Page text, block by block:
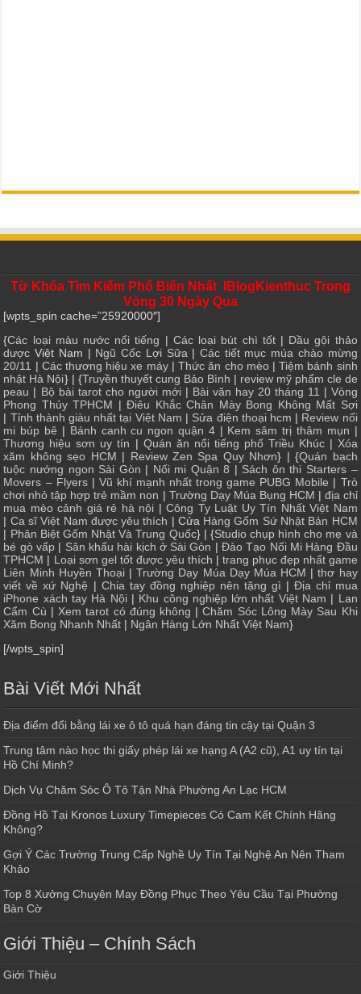
Từ Khóa Tìm Kiếm Phổ Biến Nhất IBlogKienthuc Trong
Vòng 30 Ngày Qua
[wpts_spin cache=”25920000″]
{Các loại màu nước nổi tiếng | Các loại bút chì tốt| Dầu gội thảo
dược Việt Nam | Ngũ Cốc Lợi Sữa | Các tiết mục múa chào mừng
20/11 | Các thương hiệu xe máy|Thức ăn cho mèo|Tiệm bánh sinh
nhật Hà Nội} | {Truyền thuyết cung Bảo Bình | review mỹ phẩm cle de
peau | Bộ bài tarot cho người mới| Bài văn hay 20 tháng 11 | Vòng
Phong Thủy TPHCM |Điêu Khắc Chân Mày Bong Không Mất Sợi
| Tỉnh thành giàu nhất tại Việt Nam | Sửa điện thoại hcm | Review nối
mi búp bê | Bánh canh cu ngon quận 4| Kem sâm trị thâm mụn |
Thương hiệu sơn uy tín | Quán ăn nổi tiếng phố Triều Khúc| Xóa
xăm không sẹo HCM | Review Zen Spa Quy Nhơn} | {Quán bạch
tuộc nướng ngon Sài Gòn | Nối mi Quận 8 | Sách ôn thi Starters –
Movers – Flyers| Vũ khí mạnh nhất trong game PUBG Mobile | Trò
chơi nhỏ tập hợp trẻ mầm non | Trường Dạy Múa Bụng HCM | địa chỉ
mua mèo cảnh giá rẻ hà nội |Công Ty Luật Uy Tín Nhất Việt Nam
| Ca sĩ Việt Nam được yêu thích | Cửa Hàng Gốm Sứ Nhật Bản HCM
| Phân Biệt Gốm Nhật Và Trung Quốc} | {Studio chụp hình cho mẹ và
bé gò vấp | Sân khấu hài kịch ở Sài Gòn |Đào Tạo Nối Mi Hàng Đầu
TPHCM | Loại sơn gel tốt được yêu thích | trang phục đẹp nhất game
Liên Minh Huyền Thoại|Trường Dạy Múa Dạy Múa HCM |thơ hay
viết về xứ Nghệ | Chia tay đồng nghiệp nên tặng gì | Địa chỉ mua
iPhone xách tay Hà Nội| Khu công nghiệp lớn nhất Việt Nam | Lan
Cẩm Cù | Xem tarot có đúng không |Chăm Sóc Lông Mày Sau Khi
Xăm Bong Nhanh Nhất | Ngân Hàng Lớn Nhất Việt Nam}
[/wpts_spin]
Bài Viết Mới Nhất
Địa điểm đổi bằng lái xe ô tô quá hạn đáng tin cậy tại Quận 3
Trung tâm nào học thi giấy phép lái xe hạng A (A2 cũ), A1 uy tín tại
Hồ Chí Minh?
Dịch Vụ Chăm Sóc Ô Tô Tận Nhà Phường An Lạc HCM
Đồng Hồ Tại Kronos Luxury Timepieces Có Cam Kết Chính Hãng
Không?
Gợi Ý Các Trường Trung Cấp Nghề Uy Tín Tại Nghệ An Nên Tham
Khảo
Top 8 Xưởng Chuyên May Đồng Phục Theo Yêu Cầu Tại Phường
Bàn Cờ
Giới Thiệu – Chính Sách
Giới Thiệu